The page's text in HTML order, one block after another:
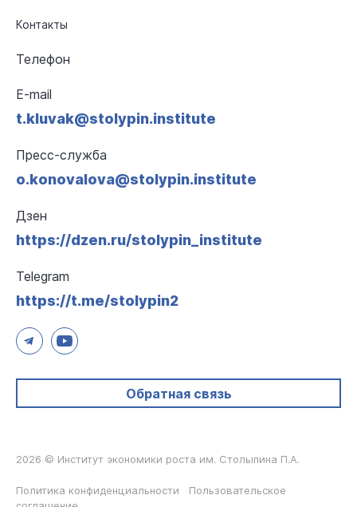
Контакты
Телефон
E-mail
t.kluvak@stolypin.institute
Пресс-служба
o.konovalova@stolypin.institute
Дзен
https://dzen.ru/stolypin_institute
Telegram
https://t.me/stolypin2
Обратная связь
2026 © Институт экономики роста им. Столыпина П.А.
Политика конфиденциальности
Пользовательское